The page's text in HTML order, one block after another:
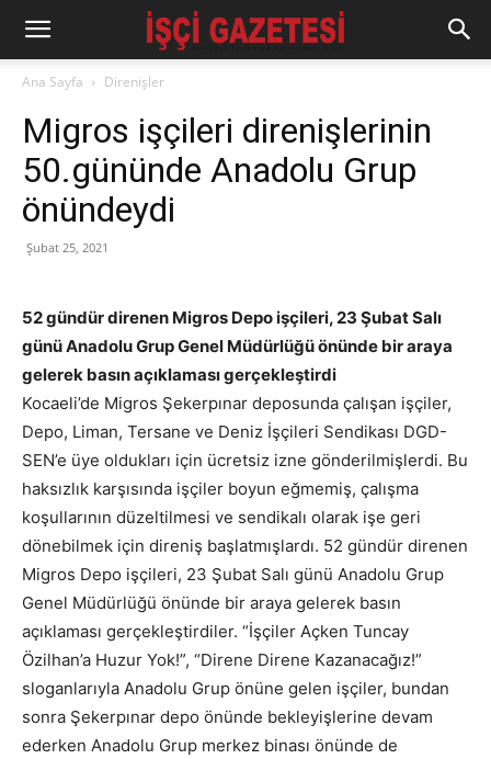
Ana Sayfa Direnişler
Migros işçileri direnişlerinin
50.gününde Anadolu Grup
önündeydi
Şubat 25, 2021
52 gündür direnen Migros Depo işçileri, 23 Şubat Salı
günü Anadolu Grup Genel Müdürlüğü önünde bir araya
gelerek basın açıklaması gerçekleştirdi
Kocaeli’de Migros Şekerpınar deposunda çalışan işçiler,
Depo, Liman, Tersane ve Deniz İşçileri Sendikası DGD-
SEN’e üye oldukları için ücretsiz izne gönderilmişlerdi. Bu
haksızlık karşısında işçiler boyun eğmemiş, çalışma
koşullarının düzeltilmesi ve sendikalı olarak işe geri
dönebilmek için direniş başlatmışlardı. 52 gündür direnen
Migros Depo işçileri, 23 Şubat Salı günü Anadolu Grup
Genel Müdürlüğü önünde bir araya gelerek basın
açıklaması gerçekleştirdiler. “İşçiler Açken Tuncay
Özilhan’a Huzur Yok!”, “Direne Direne Kazanacağız!”
sloganlarıyla Anadolu Grup önüne gelen işçiler, bundan
sonra Şekerpınar depo önünde bekleyişlerine devam
ederken Anadolu Grup merkez binası önünde de